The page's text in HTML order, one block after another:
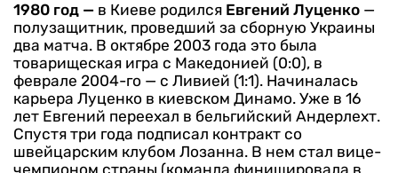
1980 год — в Киеве родился Евгений Луценко —
полузащитник, проведший за сборную Украины
два матча. В октябре 2003 года это была
товарищеская игра с Македонией (0:0), в
феврале 2004-го — с Ливией (1:1). Начиналась
карьера Луценко в киевском Динамо. Уже в 16
лет Евгений переехал в бельгийский Андерлехт.
Спустя три года подписал контракт со
швейцарским клубом Лозанна. В нем стал вице-